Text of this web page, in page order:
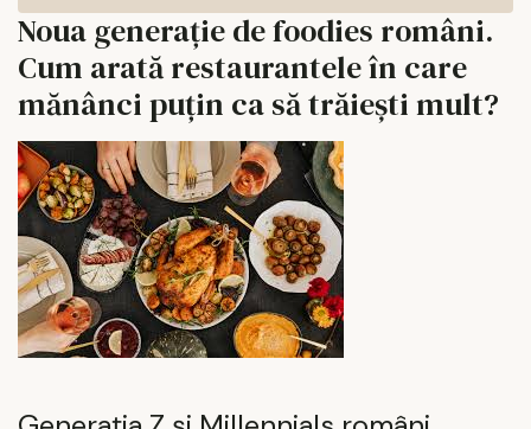
Noua generație de foodies români.
Cum arată restaurantele în care
mănânci puțin ca să trăiești mult?